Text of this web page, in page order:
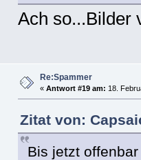
Ach so...Bilder
Re:Spammer
« Antwort #19 am: 18.
Zitat von:
Bis jetzt